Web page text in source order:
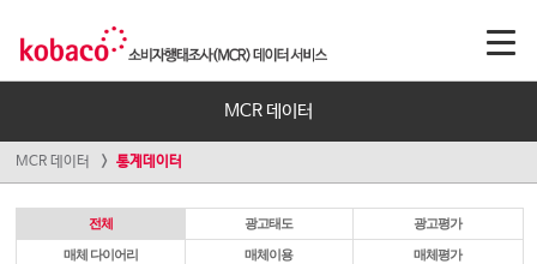
MCR 데이터
MCR 데이터 통계데이터
전체 광고태도 광고평가
매체 다이어리 매체이용 매체평가